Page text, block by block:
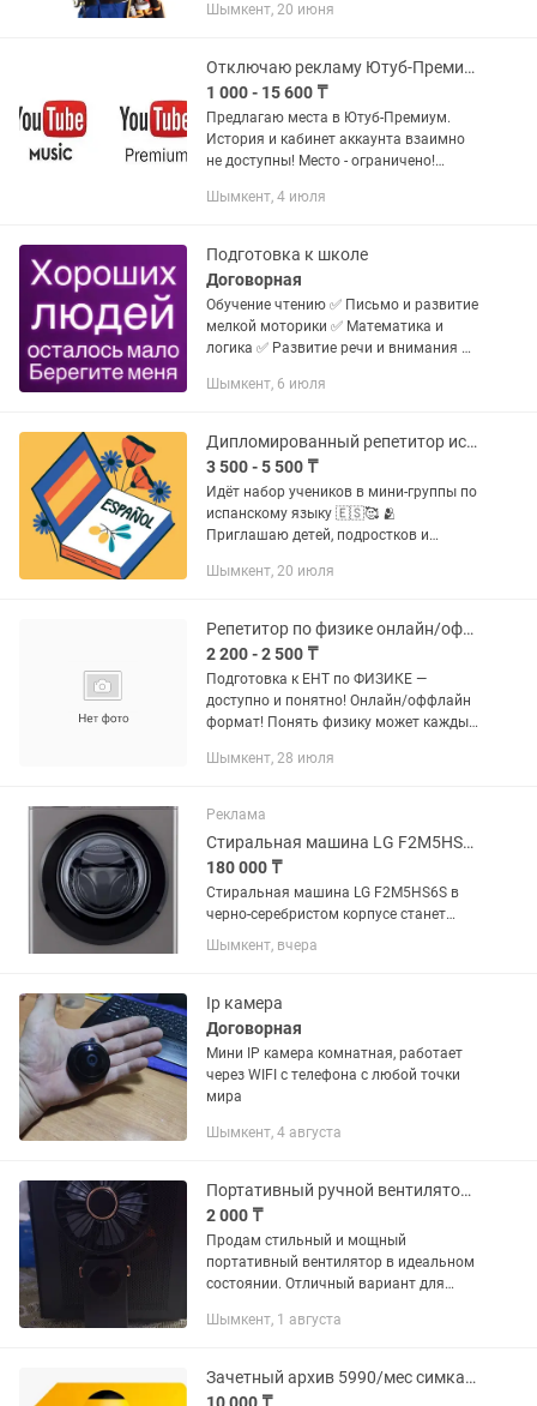
материалы. Вежливое общение и
обязательств...
Шымкент, 20 июня
Отключаю рекламу Ютуб-Премиум, место ограничено
1 000 - 15 600 ₸
Предлагаю места в Ютуб-Премиум.
История и кабинет аккаунта взаимно
не доступны! Место - ограничено!
"Премиум Ютуб" YouTube: 1. Просмотр
Шымкент, 4 июля
Подготовка к школе
Договорная
Обучение чтению ✅ Письмо и развитие
мелкой моторики ✅ Математика и
логика ✅ Развитие речи и внимания ✅
ребёнку Занятия проходят в игровой и
Шымкент, 6 июля
Дипломированный репетитор испанского языка
3 500 - 5 500 ₸
Идёт набор учеников в мини-группы по
испанскому языку 🇪🇸🥰 🫂
Приглашаю детей, подростков и
Небольшое количество учеников
при...
Шымкент, 20 июля
Репетитор по физике онлайн/оффлайн формат
2 200 - 2 500 ₸
Подготовка к ЕНТ по ФИЗИКЕ —
доступно и понятно! Онлайн/оффлайн
формат! Понять физику может каждый
Индивидуальные занятия и мини-
Повышение...
Шымкент, 28 июля
Реклама
Стиральная машина LG F2M5HS6S серебристый буу
180 000 ₸
Стиральная машина LG F2M5HS6S в
черно-серебристом корпусе станет
идеальным выбором для большой
семьи за счет возможности стирать до
одновременно очистить внутри два...
Шымкент, вчера
Ip камера
Договорная
Мини IP камера комнатная, работает
через WIFI с телефона с любой точки
мира
Шымкент, 4 августа
Портативный ручной вентилятор с LED-дисплеем (компактный)
2 000 ₸
Продам стильный и мощный
портативный вентилятор в идеальном
состоянии. Отличный вариант для
погоду. Преимущества модели: LED-
процент...
Шымкент, 1 августа
Зачетный архив 5990/мес симкарта Билайн безлимитный интернет